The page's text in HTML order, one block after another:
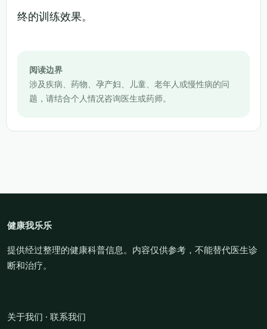
终的训练效果。
阅读边界
涉及疾病、药物、孕产妇、儿童、老年人或慢性病的问
题，请结合个人情况咨询医生或药师。
健康我乐乐
提供经过整理的健康科普信息。内容仅供参考，不能替代医生诊
断和治疗。
关于我们 · 联系我们